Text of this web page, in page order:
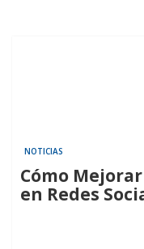
NOTICIAS
Cómo
en Redes